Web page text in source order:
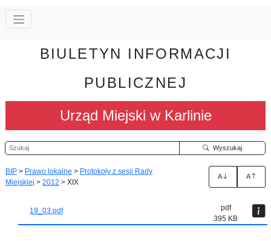
BIULETYN INFORMACJI
PUBLICZNEJ
Urząd Miejski w Karlinie
Szukaj Wyszukaj
BIP > Prawo lokalne > Protokoły z sesji Rady
Miejskiej > 2012 > XIX
A A
19_03.pdf
pdf
395 KB